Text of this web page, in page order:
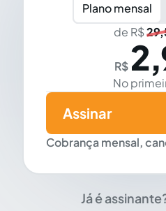
Plano mensal
de R$
R$
No
Cobrança mensal,
Assinar
Já é